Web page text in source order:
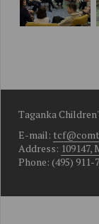
Taganka
E-mail:
Address: 109147,
Phone: (495) 911-